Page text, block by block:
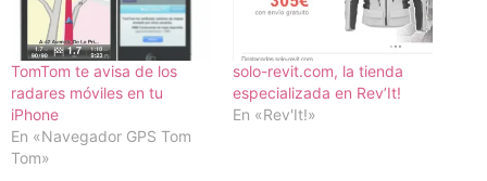
TomTom te avisa de los
radares móviles en tu
iPhone
En «Navegador GPS Tom
Tom»
solo-revit.com, la tienda
especializada en Rev’It!
En «Rev'It!»